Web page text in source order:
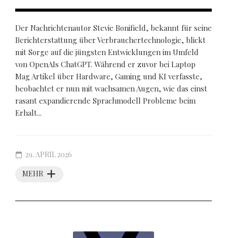
Der Nachrichtenautor Stevie Bonifield, bekannt für seine
Berichterstattung über Verbrauchertechnologie, blickt
mit Sorge auf die jüngsten Entwicklungen im Umfeld
von OpenAIs ChatGPT. Während er zuvor bei Laptop
Mag Artikel über Hardware, Gaming und KI verfasste,
beobachtet er nun mit wachsamen Augen, wie das einst
rasant expandierende Sprachmodell Probleme beim
Erhalt...
MEHR
29. APRIL 2026